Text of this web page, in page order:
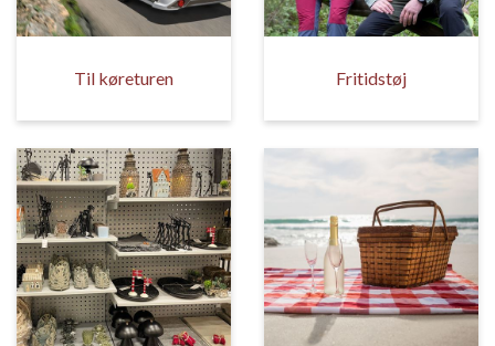
Til køreturen Fritidstøj